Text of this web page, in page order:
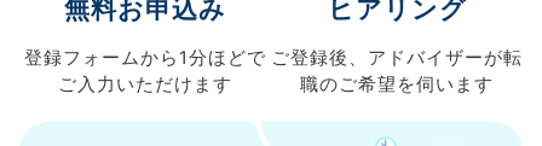
無料お申込み
登録フォームから 1分ほどで
ご入力 いただけます
ヒアリング
ご登録後、 アドバイザーが転
職のご希望を伺います